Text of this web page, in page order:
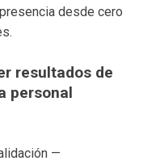
desde cero
resultados de
personal
—